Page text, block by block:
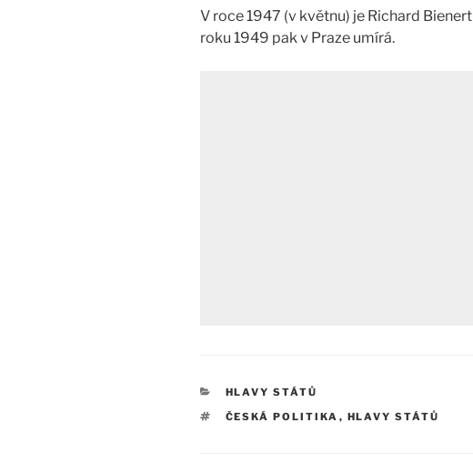
V roce 1947 (v květnu) je Richard Bienert
roku 1949 pak v Praze umírá.
RUBRIKY
HLAVY STÁTŮ
ŠTÍTKY
ČESKÁ POLITIKA , HLAVY STÁTŮ